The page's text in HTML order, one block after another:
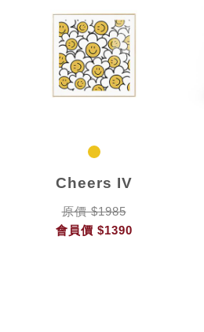
Cheers IV
原價 $1985
會員價 $1390